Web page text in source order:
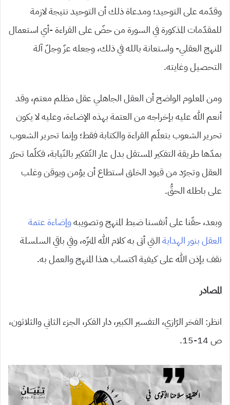
وقدّمه على التوحيد؛ ومدعاة ذلك أن التوحيد نتيجة لازمة
للمقدّمات المذكورة في السورة من حضّ على القراءة -أي استعمال
المنهج العقلي- واستعانة بالله في ذلك، وجعله عزّ وجلّ آلة
التحصيل وغايته.
ومن المعلوم الواضح أن العقل الجاهلي عقل مظلم معتم، وقد
أنعم الله عليه بإخراجه من العتمة بهذه الإضاءة، وعليه لا يكون
تحرير الشعوب بتعلّم القراءة والكتابة فقط؛ وإنما تحرير الشعوب
بمدّها طريقة التفكير المستقل بدل عار التّفكير بالنّيابة، فكلّما تحرّر
العقل وتجرّد من قيود الخلق استطاع أن يؤمن ويوقن وغلب
على باطله الحقُّ.
وبعد، حقّنا على أنفسنا ضبط المنهج وتصويبهوإضاءة عتمة
العقل بنور الهدايةالتي أتى به كلام الله المنزّه، وفي باقي السلسلة
نقف بإذن الله على كيفية اكتساب هذا المنهج والعمل به.
المصادر
انظر: الفخر الرّازي، التفسير الكبير، دار الفكر، الجزء الثاني والثلاثون،
ص 14-15.